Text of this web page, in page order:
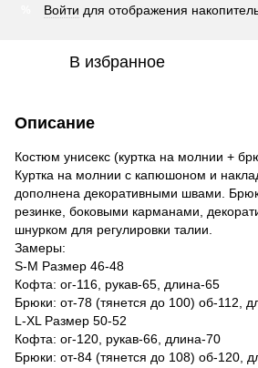
Войти для отображения
В избранное
Описание
Костюм унисекс (куртка на молнии +
Куртка на молнии с капюшоном и
дополнена декоративными швами.
резинке, боковыми карманами,
шнурком для регулировки талии.
Замеры:
S-M Размер 46-48
Кофта: ог-116, рукав-65, длина-65
Брюки: от-78 (тянется до 100) об-112,
L-XL Размер 50-52
Кофта: ог-120, рукав-66, длина-70
Брюки: от-84 (тянется до 108) об-120,